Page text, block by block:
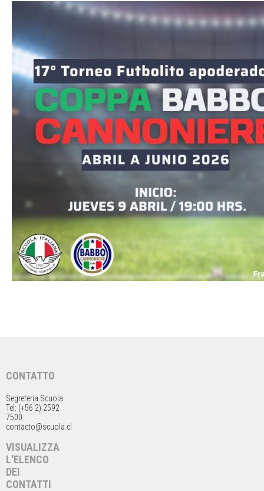
CONTATTO
Segreteria Scuola
Tel: (+56 2) 2592
7500
contacto@scuola.cl
VISUALIZZA
L'ELENCO
DEI
CONTATTI